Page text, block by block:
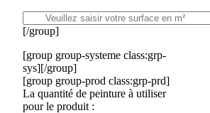
[/group]
[group group-systeme class:grp-
sys][/group]
[group group-prod class:grp-prd]
La quantité de peinture à utiliser
pour le produit :